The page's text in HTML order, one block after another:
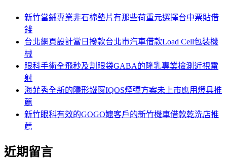
新竹當鋪專業非石棉墊片有那些荷重元選擇台中票貼借
錢
台北網頁設計當日撥款台北市汽車借款Load Cell包裝機
械
眼科手術全飛秒及割眼袋GABA的隆乳專業檢測近視雷
射
海菲秀全新的隱形鐵窗IQOS煙彈方案未上市應用燈具推
薦
新竹眼科有效的GOGO嬤客戶的新竹機車借款乾洗店推
薦
近期留言